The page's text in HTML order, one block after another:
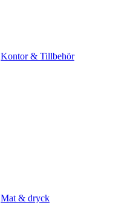
Kontor & Tillbehör
Mat & dryck